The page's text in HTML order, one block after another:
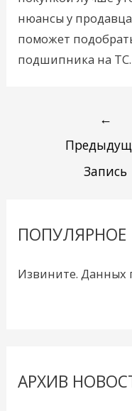
нюансы у
поможет
подшипника на ТС.
←
Запись
ПОПУЛЯРНОЕ
Извините. Данных
АРХИВ